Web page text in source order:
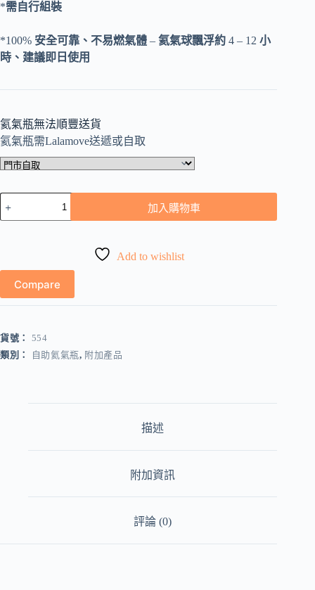
*需自行組裝
*100% 安全可靠、不易燃氣體 – 氦氣球飄浮約 4 – 12 小
時、建議即日使用
氦氣瓶無法順豐送貨
氦氣瓶需Lalamove送遞或自取
氣
(小
數
量
加入購物車
Add to wishlist
Compare
貨號： 554
類別：
自助氦氣瓶, 附加產品
描述
附加資訊
評論 (0)